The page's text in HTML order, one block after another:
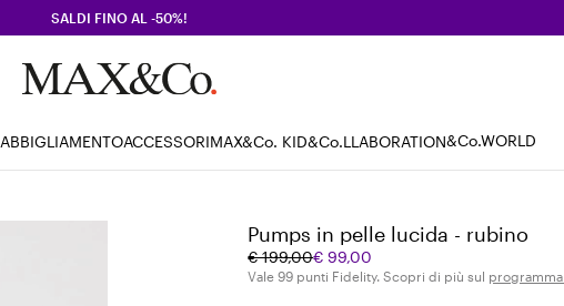
SALDI FINO AL -50%!
ABBIGLIAMENTOACCESSORIMAX&Co. KID&Co.LLABORATION&Co.WORLD
Pumps in pelle lucida - rubino
€ 199,00€ 99,00
Prezzo
originale
Prezzo
corrente
Vale 99 punti Fidelity. Scopri di più sul programma